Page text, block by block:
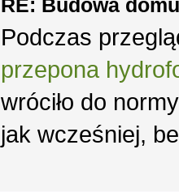
RE: Budowa domu
Podczas
przepona
wróciło do
jak wcześniej,